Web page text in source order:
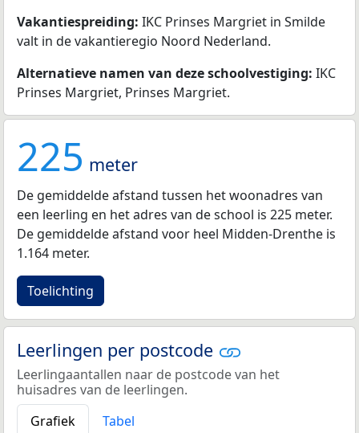
Vakantiespreiding: IKC Prinses Margriet in Smilde
valt in de vakantieregio Noord Nederland.
Alternatieve namen van deze schoolvestiging: IKC
Prinses Margriet, Prinses Margriet.
225 meter
De gemiddelde afstand tussen het woonadres van
een leerling en het adres van de school is 225 meter.
De gemiddelde afstand voor heel Midden-Drenthe is
1.164 meter.
Toelichting
Leerlingen per postcode
Leerlingaantallen naar de postcode van het
huisadres van de leerlingen.
Grafiek
Tabel